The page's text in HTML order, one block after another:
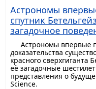
Астрономы
спутник
загадочное
Астрономы впервые
доказательства
красного сверхгиганта
её загадочные
представления о
Science.